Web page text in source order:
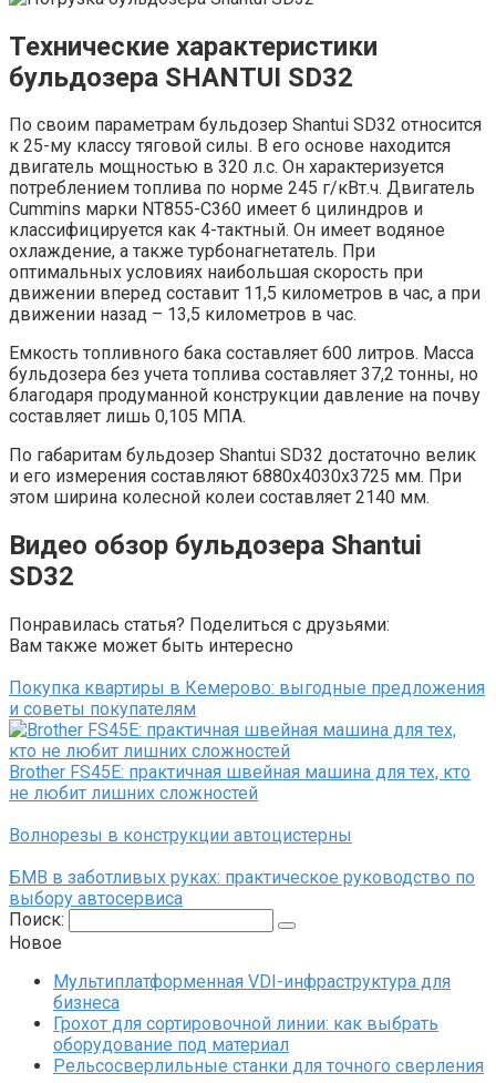
Технические характеристики
бульдозера SHANTUI SD32
По своим параметрам бульдозер Shantui SD32 относится
к 25-му классу тяговой силы. В его основе находится
двигатель мощностью в 320 л.с. Он характеризуется
потреблением топлива по норме 245 г/кВт.ч. Двигатель
Cummins марки NT855-C360 имеет 6 цилиндров и
классифицируется как 4-тактный. Он имеет водяное
охлаждение, а также турбонагнетатель. При
оптимальных условиях наибольшая скорость при
движении вперед составит 11,5 километров в час, а при
движении назад – 13,5 километров в час.
Емкость топливного бака составляет 600 литров. Масса
бульдозера без учета топлива составляет 37,2 тонны, но
благодаря продуманной конструкции давление на почву
составляет лишь 0,105 МПА.
По габаритам бульдозер Shantui SD32 достаточно велик
и его измерения составляют 6880х4030х3725 мм. При
этом ширина колесной колеи составляет 2140 мм.
Видео обзор бульдозера Shantui
SD32
Понравилась статья? Поделиться с друзьями:
Вам также может быть интересно
Покупка квартиры в Кемерово: выгодные предложения
и советы покупателям
Brother FS45E: практичная швейная машина для тех, кто
не любит лишних сложностей
Волнорезы в конструкции автоцистерны
БМВ в заботливых руках: практическое руководство по
выбору автосервиса
Поиск:
Новое
Мультиплатформенная VDI-инфраструктура для
бизнеса
Грохот для сортировочной линии: как выбрать
оборудование под материал
Рельсосверлильные станки для точного сверления